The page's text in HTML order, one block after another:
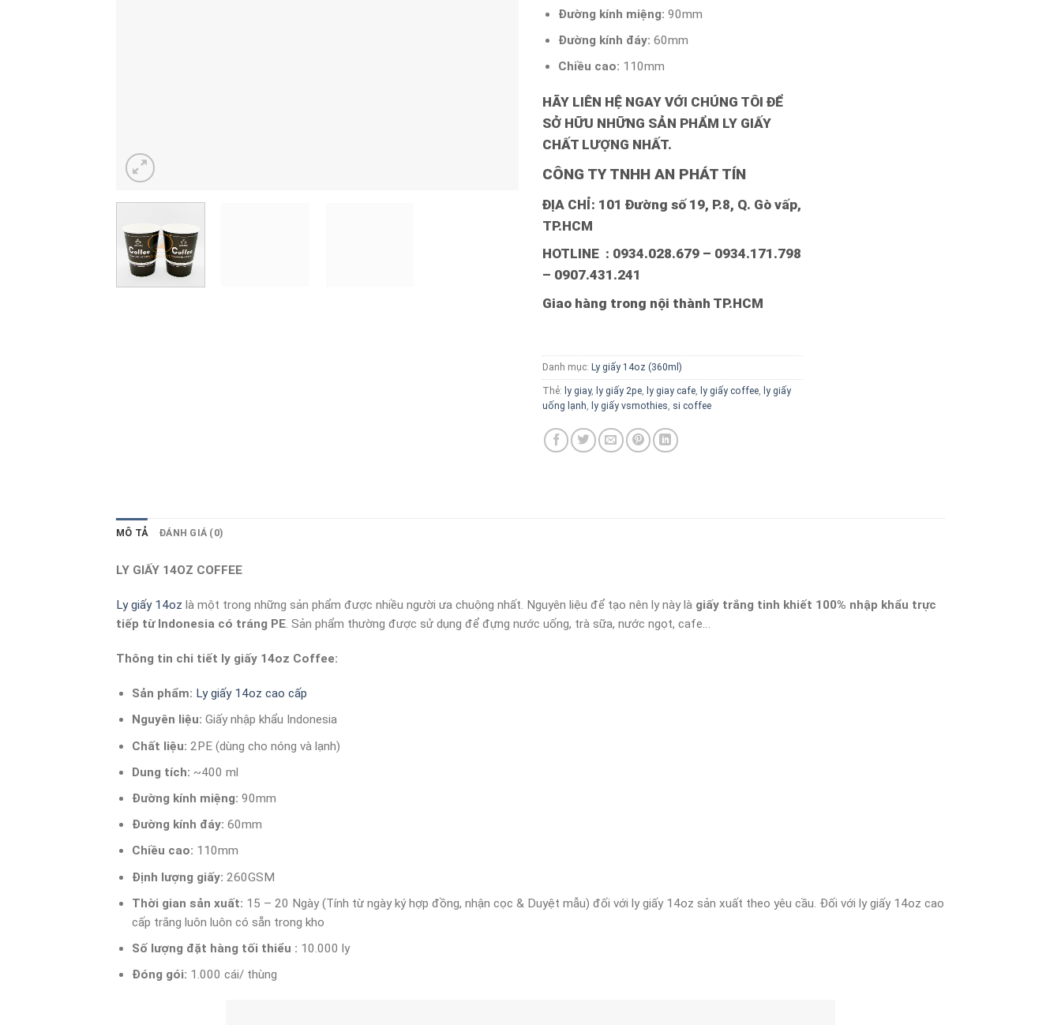
Đường kính miệng: 90mm
Đường kính đáy: 60mm
Chiều cao: 110mm
HÃY LIÊN HỆ NGAY VỚI CHÚNG TÔI ĐỂ
SỞ HỮU NHỮNG SẢN PHẨM LY GIẤY
CHẤT LƯỢNG NHẤT.
CÔNG TY TNHH AN PHÁT TÍN
ĐỊA CHỈ: 101 Đường số 19, P.8, Q. Gò vấp,
TP.HCM
HOTLINE : 0934.028.679 – 0934.171.798
– 0907.431.241
Giao hàng trong nội thành TP.HCM
Danh mục: Ly giấy 14oz (360ml)
Thẻ: ly giay, ly giấy 2pe, ly giay cafe, ly giấy coffee, ly giấy
uống lạnh, ly giấy vsmothies, si coffee
MÔ TẢ ĐÁNH GIÁ (0)
LY GIẤY 14OZ COFFEE
Ly giấy 14oz là một trong những sản phẩm được nhiều người ưa chuộng nhất. Nguyên liệu để tạo nên ly này là giấy trắng tinh khiết 100% nhập khẩu trực
tiếp từ Indonesia có tráng PE. Sản phẩm thường được sử dụng để đựng nước uống, trà sữa, nước ngọt, cafe…
Thông tin chi tiết ly giấy 14oz Coffee:
Sản phẩm: Ly giấy 14oz cao cấp
Nguyên liệu: Giấy nhập khẩu Indonesia
Chất liệu: 2PE (dùng cho nóng và lạnh)
Dung tích: ~400 ml
Đường kính miệng: 90mm
Đường kính đáy: 60mm
Chiều cao: 110mm
Định lượng giấy: 260GSM
Thời gian sản xuất: 15 – 20 Ngày (Tính từ ngày ký hợp đồng, nhận cọc & Duyệt mẫu) đối với ly giấy 14oz sản xuất theo yêu cầu. Đối với ly giấy 14oz cao
cấp trắng luôn luôn có sẵn trong kho
Số lượng đặt hàng tối thiểu : 10.000 ly
Đóng gói: 1.000 cái/ thùng